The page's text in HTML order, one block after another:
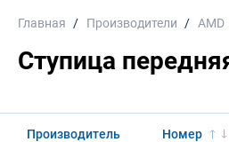
Главная Производители AMD
Ступица
Производитель Номер